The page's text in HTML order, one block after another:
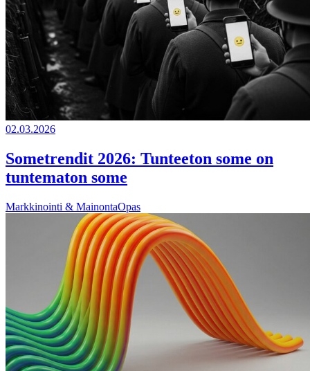
02.03.2026
Sometrendit 2026: Tunteeton some on
tuntematon some
Markkinointi & MainontaOpas